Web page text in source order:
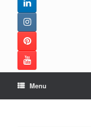
Menu